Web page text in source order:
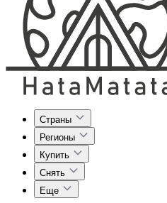
Страны
Регионы
Купить
Снять
Еще